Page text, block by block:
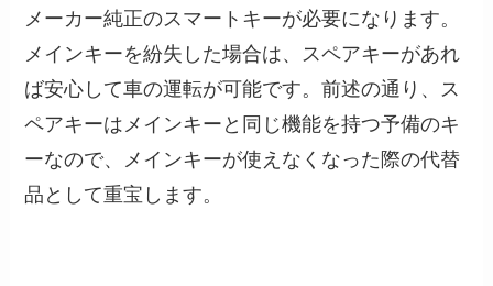
メーカー純正のスマートキーが必要になります。
メインキーを紛失した場合は、スペアキーがあれ
ば安心して車の運転が可能です。前述の通り、ス
ペアキーはメインキーと同じ機能を持つ予備のキ
ーなので、メインキーが使えなくなった際の代替
品として重宝します。